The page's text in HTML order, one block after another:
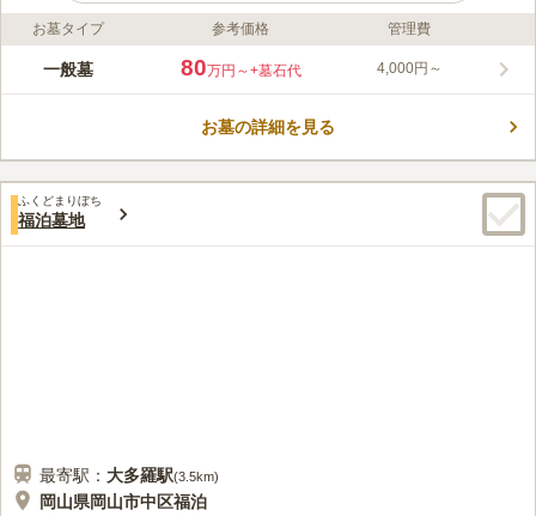
ライフドット編集部のコメント
約1万坪に及ぶ境内には桜の木が至る所に植えられていて、春に
う。 岡山市東区を望める一般墓地は、93区画が新設されていま
口コミ評価
この霊園はまだ誰からも評価されていません。
お墓タイプ 参考価格 管理費
一般墓 80万円～+墓石代 4,000円～
お墓の詳細を見る
ふくどまりぼち
福泊墓地
最寄駅： 大多羅駅(3.5km)
岡山県岡山市中区福泊